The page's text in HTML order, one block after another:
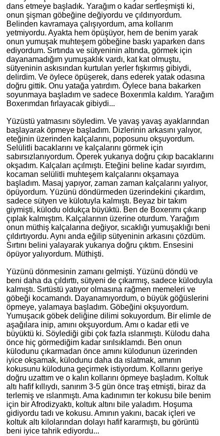
dans etmeye başladık. Yarağım o kadar sertleşmişti ki,
onun şişman göbeğine değiyordu ve çıldırıyordum.
Belinden kavramaya çalışıyordum, ama kollarım
yetmiyordu. Ayakta hem öpüşüyor, hem de benim yarak
onun yumuşak muhteşem göbeğine baskı yaparken dans
ediyordum. Sırtında ve sütyeninin altında, görmek için
dayanamadığım yumuşaklık vardı, kat kat olmuştu,
sütyeninin askısından kurtulan yerler fışkırmış gibiydi,
delirdim. Ve öylece öpüşerek, dans ederek yatak odasına
doğru gittik. Onu yatağa yatırdım. Öylece bana bakarken
soyunmaya başladım ve sadece Boxerımla kaldım. Yarağım
Boxerımdan fırlayacak gibiydi...
Yüzüstü yatmasını söyledim. Ve yavaş yavaş ayaklarından
başlayarak öpmeye başladım. Dizlerinin arkasını yalıyor,
eteğinin üzerinden kalçalarını, poposunu okşuyordum.
Selülitli bacaklarını ve kalçalarını görmek için
sabırsızlanıyordum. Öperek yukarıya doğru çıkıp bacaklarını
okşadım. Kalçaları açılmıştı. Eteğini beline kadar sıyırdım,
kocaman selülitli muhteşem kalçalarını okşamaya
başladım. Masaj yapıyor, zaman zaman kalçalarını yalıyor,
öpüyordum. Yüzünü döndürmeden üzerindekini çıkardım,
sadece sütyen ve külotuyla kalmıştı. Beyaz bir takım
giymişti, külodu oldukça büyüktü. Ben de Boxerımı çıkarıp
çıplak kalmıştım. Kalçalarının üzerine oturdum. Yarağım
onun müthiş kalçalarına değiyor, sıcaklığı yumuşaklığı beni
çıldırtıyordu. Aynı anda eğilip sütyeninin arkasını çözdüm.
Sırtını belini yalayarak yukarıya doğru çıktım. Ensesini
öpüyor yalıyordum. Müthişti.
Yüzünü dönmesinin zamanı gelmişti. Yüzünü döndü ve
beni daha da çıldırttı, sütyeni de çıkarmış, sadece küloduyla
kalmıştı. Sırtüstü yatıyor olmasına rağmen memeleri ve
göbeği kocamandı. Dayanamıyordum, o büyük göğüslerini
öpmeye, yalamaya başladım. Göbeğini okşuyordum.
Yumuşacık göbek deliğine dilimi sokuyordum. Bir elimle de
aşağılara inip, amını okşuyordum. Amı o kadar etli ve
büyüktü ki. Söylediği gibi çok fazla ıslanmıştı. Külodu daha
önce hiç görmediğim kadar sırılsıklamdı. Ben onun
külodunu çıkarmadan önce amını külodunun üzerinden
iyice okşamak, külodunu daha da ıslatmak, amının
kokusunu küloduna geçirmek istiyordum. Kollarını geriye
doğru uzattım ve o kalın kollarını öpmeye başladım. Koltuk
altı hafif kıllıydı, sanırım 3-5 gün önce traş etmişti, biraz da
terlemiş ve ıslanmıştı. Ama kadınımın ter kokusu bile benim
için bir Afrodizyaktı, koltuk altını bile yaladım. Hoşuma
gidiyordu tadı ve kokusu. Amının yakını, bacak içleri ve
koltuk altı kilolarından dolayı hafif kararmıştı, bu görüntü
beni iyice tahrik ediyordu...